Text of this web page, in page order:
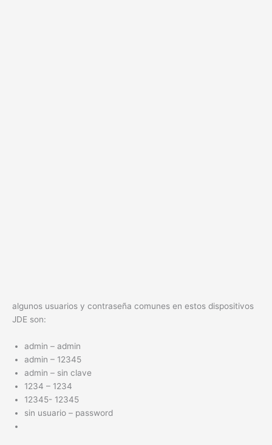
algunos usuarios y contraseña comunes en estos dispositivos
JDE son:
admin – admin
admin – 12345
admin – sin clave
1234 – 1234
12345- 12345
sin usuario – password